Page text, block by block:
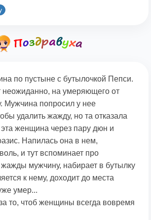
по пустыне с бутылочкой Пепси.
неожиданно, на умеряющего от
Мужчина попросил у нее
удалить жажду, но та отказала
женщина через пару дюн и
Напилась она в нем,
и тут вспоминает про
мужчину, набирает в бутылку
к нему, доходит до места
умер...
то, чтоб женщины всегда вовремя